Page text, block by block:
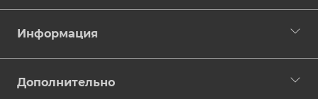
Информация
Дополнительно